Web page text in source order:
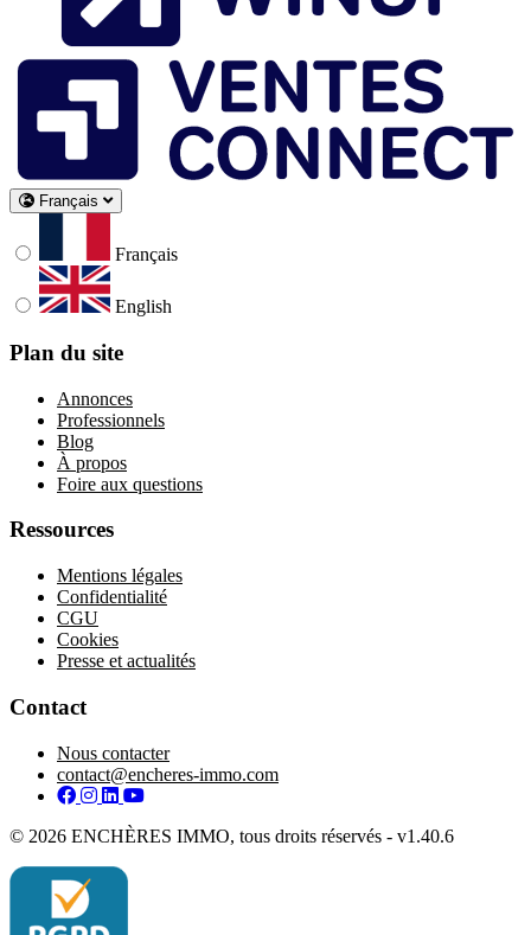
Français
Français
English
Plan du site
Annonces
Professionnels
Blog
À propos
Foire aux questions
Ressources
Mentions légales
Confidentialité
CGU
Cookies
Presse et actualités
Contact
Nous contacter
contact@encheres-immo.com
Facebook
Instagram
LinkedIn
YouTube
© 2026 ENCHÈRES IMMO, tous droits réservés - v1.40.6